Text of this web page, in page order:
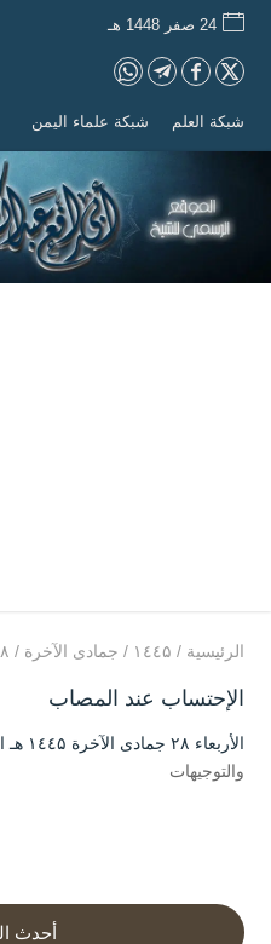
24 صفر 1448 هـ
شبكة العلم شبكة علماء اليمن
الرئيسية / ۱٤٤۵ / جمادى الآخرة /
الإحتساب عند المصاب
الأربعاء ۲۸ جمادى الآخرة ۱٤٤۵ هـ الموافق ۱۰ يناير ۲۰۲٤ مـ |
والتوجيهات
أحدث